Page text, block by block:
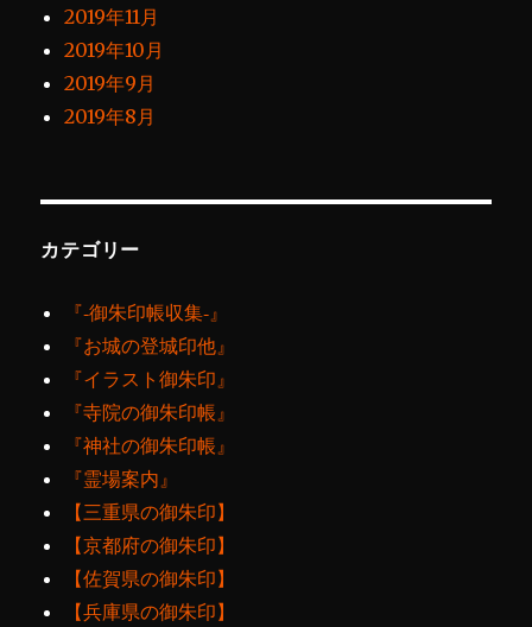
2019年11月
2019年10月
2019年9月
2019年8月
カテゴリー
『‐御朱印帳収集‐』
『お城の登城印他』
『イラスト御朱印』
『寺院の御朱印帳』
『神社の御朱印帳』
『霊場案内』
【三重県の御朱印】
【京都府の御朱印】
【佐賀県の御朱印】
【兵庫県の御朱印】